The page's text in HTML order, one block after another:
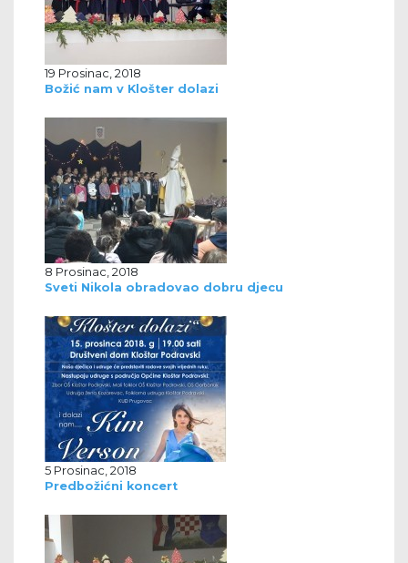
19 Prosinac, 2018
Božić nam v Klošter dolazi
8 Prosinac, 2018
Sveti Nikola obradovao dobru djecu
5 Prosinac, 2018
Predbožićni koncert